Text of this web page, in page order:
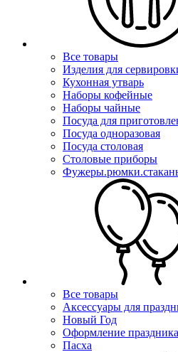
Все товары
Изделия для
Кухонная утварь
Наборы кофейные
Наборы чайные
Посуда для
Посуда одноразовая
Посуда столовая
Столовые приборы
Все товары
Аксессуары для
Новый Год
Оформление праздника
Пасха